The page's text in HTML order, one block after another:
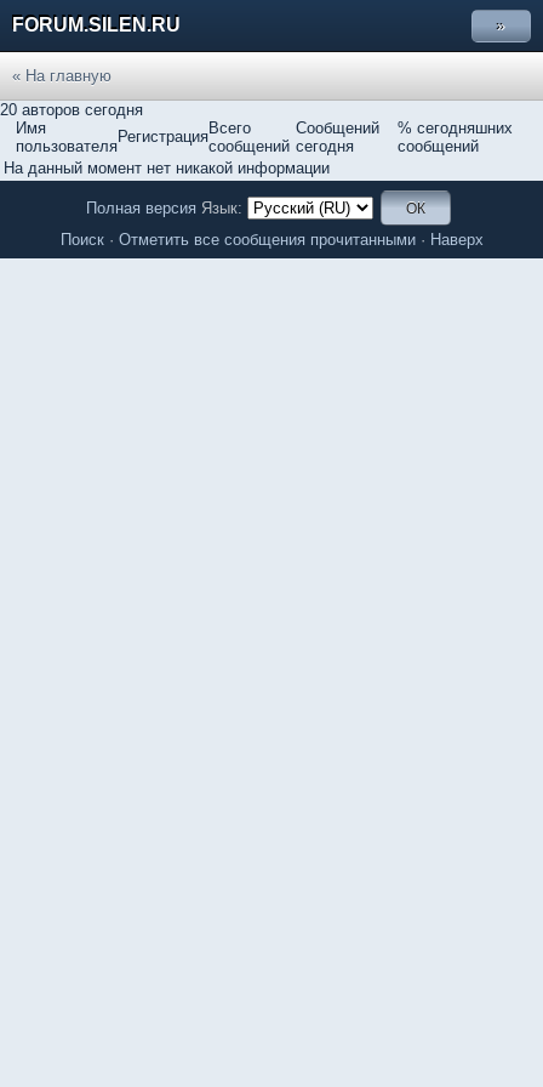
FORUM.SILEN.RU »
« На главную
20 авторов сегодня
Имя
пользователя
РегистрацияВсего
сообщений
Сообщений
сегодня
% сегодняшних
сообщений
На данный момент нет никакой информации
Полная версия Язык:
Поиск· Отметить все сообщения прочитанными· Наверх